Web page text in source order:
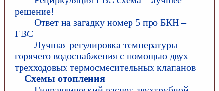
решение!
Ответ на загадку номер 5 про БКН –
ГВС
Лучшая регулировка температуры
горячего водоснабжения с помощью двух
трехходовых термосмесительных клапанов
Схемы отопления